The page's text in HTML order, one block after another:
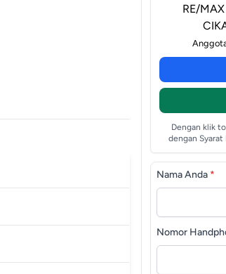
RE/
Dengan klik
dengan Syarat
Nama Anda *
Nomor